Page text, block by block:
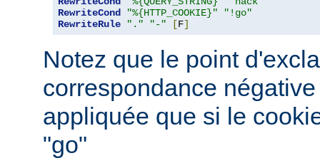
RewriteCond
"%{HTTP_COOKIE}"
"!go"
RewriteRule
"." "-" [F]
Notez que le point
correspondance
appliquée que si le
"go"